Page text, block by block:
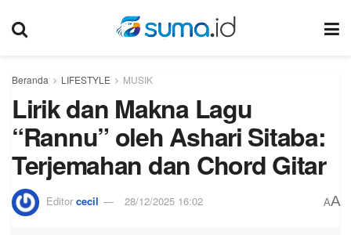
Beranda LIFESTYLE MUSIK
Lirik dan Makna Lagu
“Rannu” oleh Ashari Sitaba:
Terjemahan dan Chord Gitar
Editor cecil 28/12/2025 16:02 AA